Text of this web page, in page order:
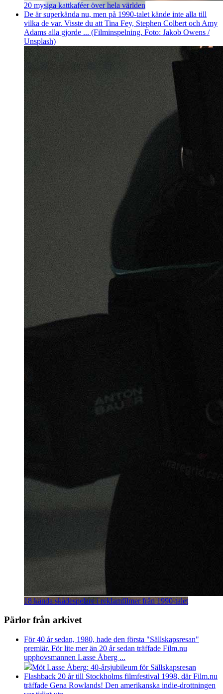
20 mysiga kattkaféer över hela världen
De är superkända nu, men på 1990-talet kände inte alla till
vilka de var. Visste du att Tina Fey, Stephen Colbert och Amy
Adams alla gjorde ... (Filminspelning. Foto: Jakob Owens /
Unsplash)
18 kända skådespelare i reklamfilmer från 1990-talet
Pärlor från arkivet
För 40 år sedan, 1980, hade den första "Sällskapsresan"
premiär. För lite mer än 20 år sedan träffade Film.nu
upphovsmannen Lasse Åberg ...
Möt Lasse Åberg: 40-årsjubileum för Sällskapsresan
Flashback 20 år till Stockholms filmfestival 1998, där Film.nu
träffade Gena Rowlands! Den amerikanska indie-drottningen